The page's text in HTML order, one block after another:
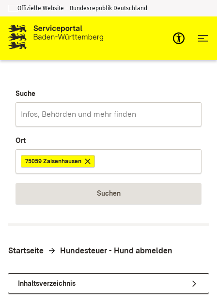
Zum Inhalt springen
Zur Suche springen
Offizielle Website – Bundesrepublik Deutschland
Suche
Ort
75059 Zaisenhausen
Suchen
Startseite Hundesteuer - Hund abmelden
Inhaltsverzeichnis